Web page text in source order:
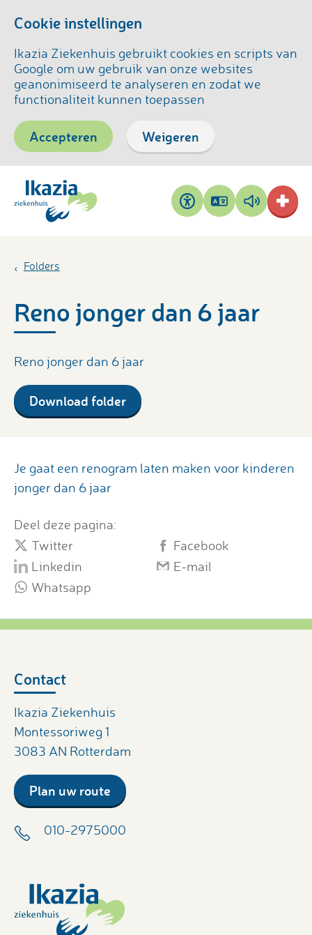
Cookie instellingen
Ikazia Ziekenhuis gebruikt cookies en scripts van
Google om uw gebruik van onze websites
geanonimiseerd te analyseren en zodat we
functionaliteit kunnen toepassen
Accepteren Weigeren
Toegankelijkheid
Pagina
vertalen
Pagina
voorlezen
Folders
Reno jonger dan 6 jaar
Reno jonger dan 6 jaar
Download folder
Je gaat een renogram laten maken voor kinderen
jonger dan 6 jaar
Deel deze pagina:
Twitter
Facebook
Linkedin
E-mail
Whatsapp
Contact
Ikazia Ziekenhuis
Montessoriweg 1
3083 AN Rotterdam
Plan uw route
010-2975000